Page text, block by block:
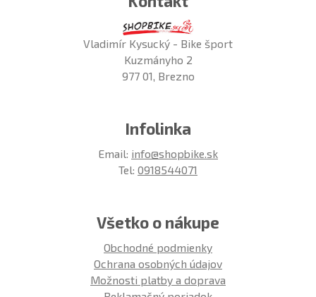
Vladimír Kysucký - Bike šport
Kuzmányho 2
977 01, Brezno
Infolinka
Email: info@shopbike.sk
Tel: 0918544071
Všetko o nákupe
Obchodné podmienky
Ochrana osobných údajov
Možnosti platby a doprava